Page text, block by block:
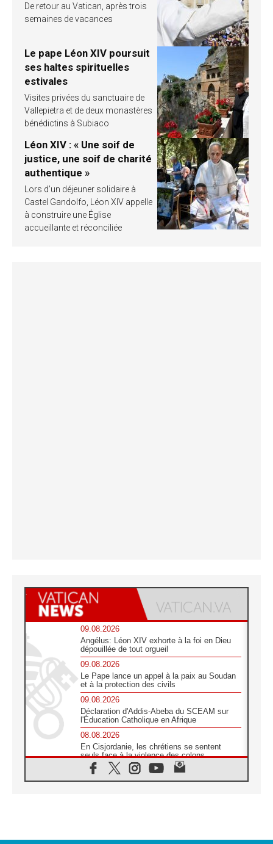
De retour au Vatican, après trois
semaines de vacances
Le pape Léon XIV poursuit
ses haltes spirituelles
estivales
Visites privées du sanctuaire de
Vallepietra et de deux monastères
bénédictins à Subiaco
Léon XIV : « Une soif de
justice, une soif de charité
authentique »
Lors d’un déjeuner solidaire à
Castel Gandolfo, Léon XIV appelle
à construire une Église
accueillante et réconciliée
09.08.2026
Angélus: Léon XIV exhorte à la foi en Dieu
dépouillée de tout orgueil
09.08.2026
Le Pape lance un appel à la paix au Soudan
et à la protection des civils
09.08.2026
Déclaration d'Addis-Abeba du SCEAM sur
l'Éducation Catholique en Afrique
08.08.2026
En Cisjordanie, les chrétiens se sentent
seuls face à la violence des colons
08.08.2026
Léon XIV au sanctuaire de Notre Dame du
08.08.2026